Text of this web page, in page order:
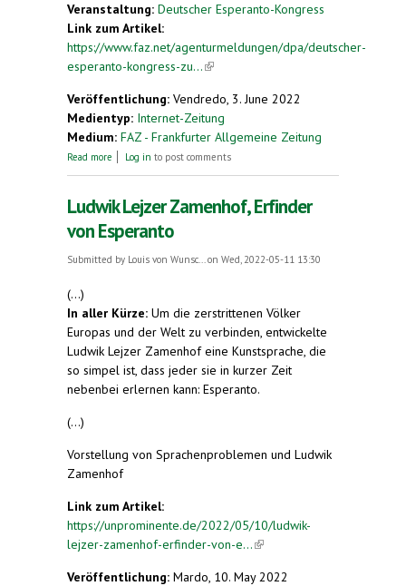
Veranstaltung: Deutscher Esperanto-Kongress
Link zum Artikel:
https://www.faz.net/agenturmeldungen/dpa/deutscher-
esperanto-kongress-zu...(link is external)
Veröffentlichung: Vendredo, 3. June 2022
Medientyp: Internet-Zeitung
Medium: FAZ - Frankfurter Allgemeine Zeitung
Read more about Deutscher Esperanto-Kongress zu
Log in to post comments
Ludwik Lejzer Zamenhof, Erfinder
von Esperanto
Submitted by Louis von Wunsc... on Wed, 2022-05-11 13:30
(...)
In aller Kürze: Um die zerstrittenen Völker
Europas und der Welt zu verbinden, entwickelte
Ludwik Lejzer Zamenhof eine Kunstsprache, die
so simpel ist, dass jeder sie in kurzer Zeit
nebenbei erlernen kann: Esperanto.
(...)
Vorstellung von Sprachenproblemen und Ludwik
Zamenhof
Link zum Artikel:
https://unprominente.de/2022/05/10/ludwik-
lejzer-zamenhof-erfinder-von-e...(link is external)
Veröffentlichung: Mardo, 10. May 2022